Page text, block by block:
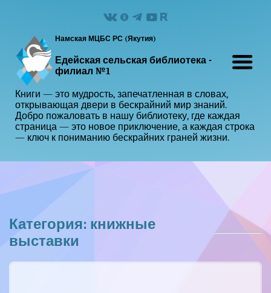
Намская МЦБС РС (Якутия)
Едейская сельская библиотека -
филиал №1
Книги — это мудрость, запечатленная в словах,
открывающая двери в бескрайний мир знаний.
Добро пожаловать в нашу библиотеку, где каждая
страница — это новое приключение, а каждая строка
— ключ к пониманию бескрайних граней жизни.
Категория: книжные
выставки